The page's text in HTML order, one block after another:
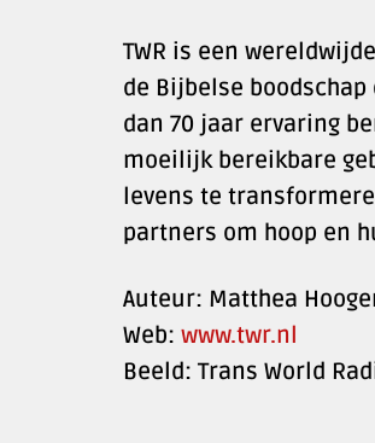
TWR is een
de Bijbelse
dan 70 jaar ervaring
moeilijk bereikbare
levens te
partners om hoop en
Auteur: Matthea
Web: www.twr.nl
Beeld: Trans World